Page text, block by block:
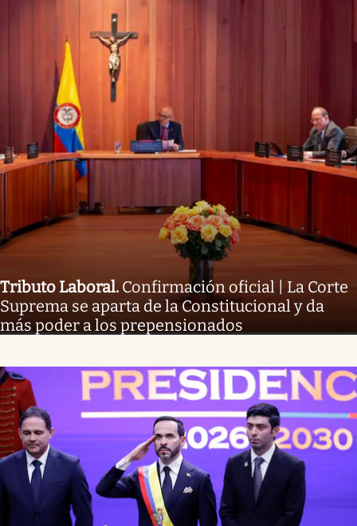
Tributo Laboral. Confirmación oficial | La Corte
Suprema se aparta de la Constitucional y da
más poder a los prepensionados